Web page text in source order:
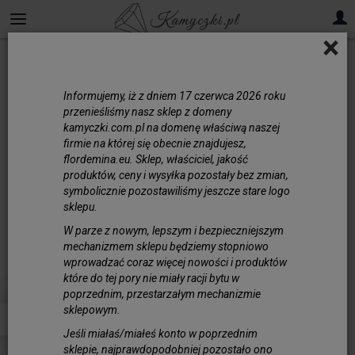
×
Informujemy, iż z dniem 17 czerwca 2026 roku
przenieśliśmy nasz sklep z domeny
kamyczki.com.pl na domenę właściwą naszej
firmie na której się obecnie znajdujesz,
flordemina.eu. Sklep, właściciel, jakość
produktów, ceny i wysyłka pozostały bez zmian,
symbolicznie pozostawiliśmy jeszcze stare logo
sklepu.
W parze z nowym, lepszym i bezpieczniejszym
mechanizmem sklepu będziemy stopniowo
wprowadzać coraz więcej nowości i produktów
które do tej pory nie miały racji bytu w
poprzednim, przestarzałym mechanizmie
sklepowym.
Jeśli miałaś/miałeś konto w poprzednim
sklepie, najprawdopodobniej pozostało ono
Turkmenit kamień
ozdobny
Turkmenit to stosunkowo mało znany
minerał, który w niektórych przypadkach
jest mylnie utożsamiany z turkusem ze
wyglądzie. Prawdziwy turkmenit jest rzadki,
a co za tym idzie - bardzo ceniony przez
kolekcjonerów i miłośników eleganckiej
biżuterii. Turkmenit swoją nazwę
zawdzięcza Turkmenistanowi, gdzie
nazwy mylnie używa się do określenia